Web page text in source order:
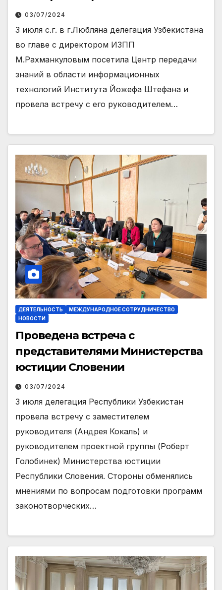
03/07/2024
3 июля с.г. в г.Любляна делегация Узбекистана
во главе с директором ИЗПП
М.Рахманкуловым посетила Центр передачи
знаний в области информационных
технологий Института Йожефа Штефана и
провела встречу с его руководителем…
ДЕЯТЕЛЬНОСТЬ
МЕЖДУНАРОДНОЕ СОТРУДНИЧЕСТВО
НОВОСТИ
Проведена встреча с
представителями Министерства
юстиции Словении
03/07/2024
3 июля делегация Республики Узбекистан
провела встречу с заместителем
руководителя (Андрея Кокаль) и
руководителем проектной группы (Роберт
Голобинек) Министерства юстиции
Республики Словения. Стороны обменялись
мнениями по вопросам подготовки программ
законотворческих…